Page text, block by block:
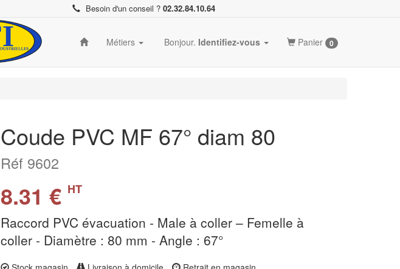
Besoin d'un conseil ? 02.32.84.10.64
Métiers Bonjour. Identifiez-vous Panier 0
Coude PVC MF 67° diam 80
Réf 9602
8.31 € HT
Raccord PVC évacuation - Male à coller – Femelle à
coller - Diamètre : 80 mm - Angle : 67°